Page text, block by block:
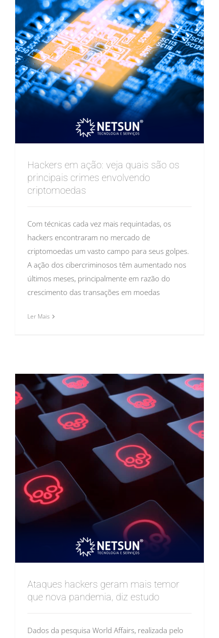
Hackers em ação: veja quais são os
principais crimes envolvendo
criptomoedas
Com técnicas cada vez mais requintadas, os
hackers encontraram no mercado de
criptomoedas um vasto campo para seus golpes.
A ação dos cibercriminosos têm aumentado nos
últimos meses, principalmente em razão do
crescimento das transações em moedas
Ler Mais
Ataques hackers geram mais temor
que nova pandemia, diz estudo
Dados da pesquisa World Affairs, realizada pelo